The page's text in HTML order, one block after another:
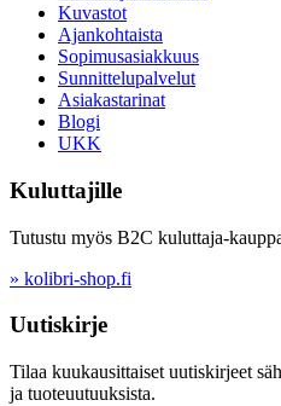
Kuvastot
Ajankohtaista
Sopimusasiakkuus
Sunnittelupalvelut
Asiakastarinat
Blogi
UKK
Kuluttajille
Tutustu myös B2C kuluttaja-
» kolibri-shop.fi
Uutiskirje
Tilaa kuukausittaiset uutiskirjeet
ja tuoteuutuuksista.